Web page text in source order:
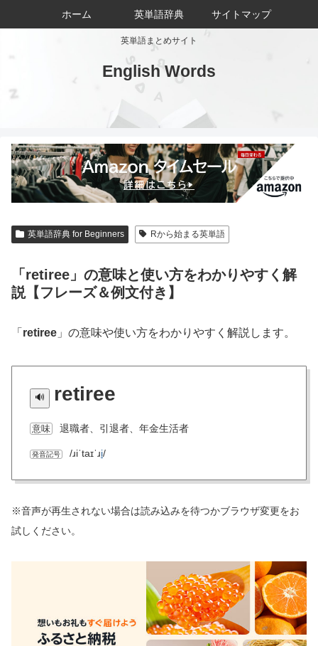
英単語まとめサイト
English Words
ホーム 英単語辞典 サイトマップ
英単語辞典 for Beginners Rから始まる英単語
「retiree」の意味と使い方をわかりやすく解
説【フレーズ＆例文付き】
「 retiree 」の意味や使い方をわかりやすく解説します。
retiree
意味 退職者、引退者、年金生活者
発音記号 /ɹiˈtaɪˈɹi/
※音声が再生されない場合は読み込みを待つかブラウザ変更をお
試しください。